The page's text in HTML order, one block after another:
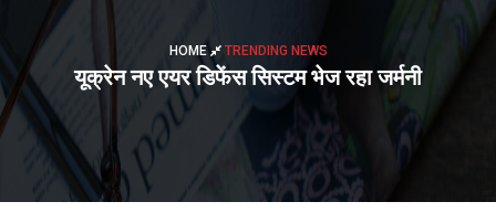
HOME TRENDING NEWS
यूक्रेन नए एयर डिफेंस सिस्टम भेज रहा जर्मनी